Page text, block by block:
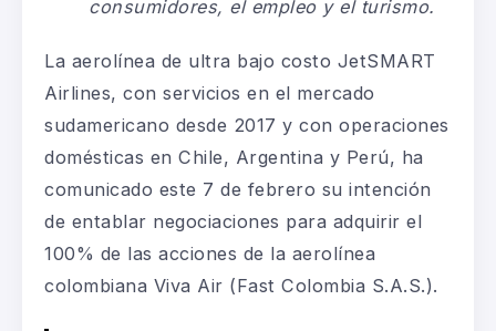
consumidores, el empleo y el turismo.
La aerolínea de ultra bajo costo JetSMART
Airlines, con servicios en el mercado
sudamericano desde 2017 y con operaciones
domésticas en Chile, Argentina y Perú, ha
comunicado este 7 de febrero su intención
de entablar negociaciones para adquirir el
100% de las acciones de la aerolínea
colombiana Viva Air (Fast Colombia S.A.S.).